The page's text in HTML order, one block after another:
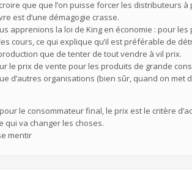
que que l’on puisse forcer les distributeurs
est d’une démagogie crasse.
apprenions la loi de King en économie : pour
cours, ce qui explique qu’il est préférable de
que de tenter de tout vendre à vil prix.
le prix de vente pour les produits de grande
d’autres organisations (bien sûr, quand on
le consommateur final, le prix est le critère
qui va changer les choses.
mentir